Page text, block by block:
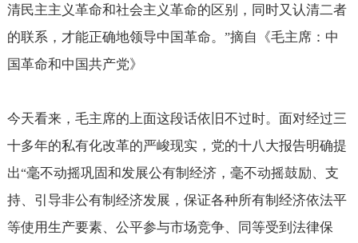
清民主主义革命和社会主义革命的区别，同时又认清二者
的联系，才能正确地领导中国革命。 ”摘自《毛主席：中
国革命和中国共产党》
今天看来，毛主席的上面这段话依旧不过时。面对经过三
十多年的私有化改革的严峻现实，党的十八大报告明确提
出“毫不动摇巩固和发展公有制经济，毫不动摇鼓励、支
持、引导非公有制经济发展，保证各种所有制经济依法平
等使用生产要素、公平参与市场竞争、同等受到法律保